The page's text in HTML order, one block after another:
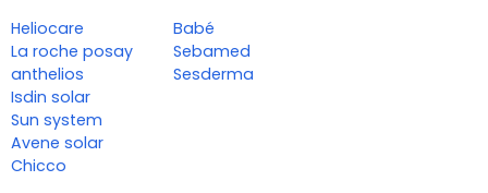
Heliocare
La roche posay
anthelios
Isdin solar
Sun system
Avene solar
Chicco
Babé
Sebamed
Sesderma